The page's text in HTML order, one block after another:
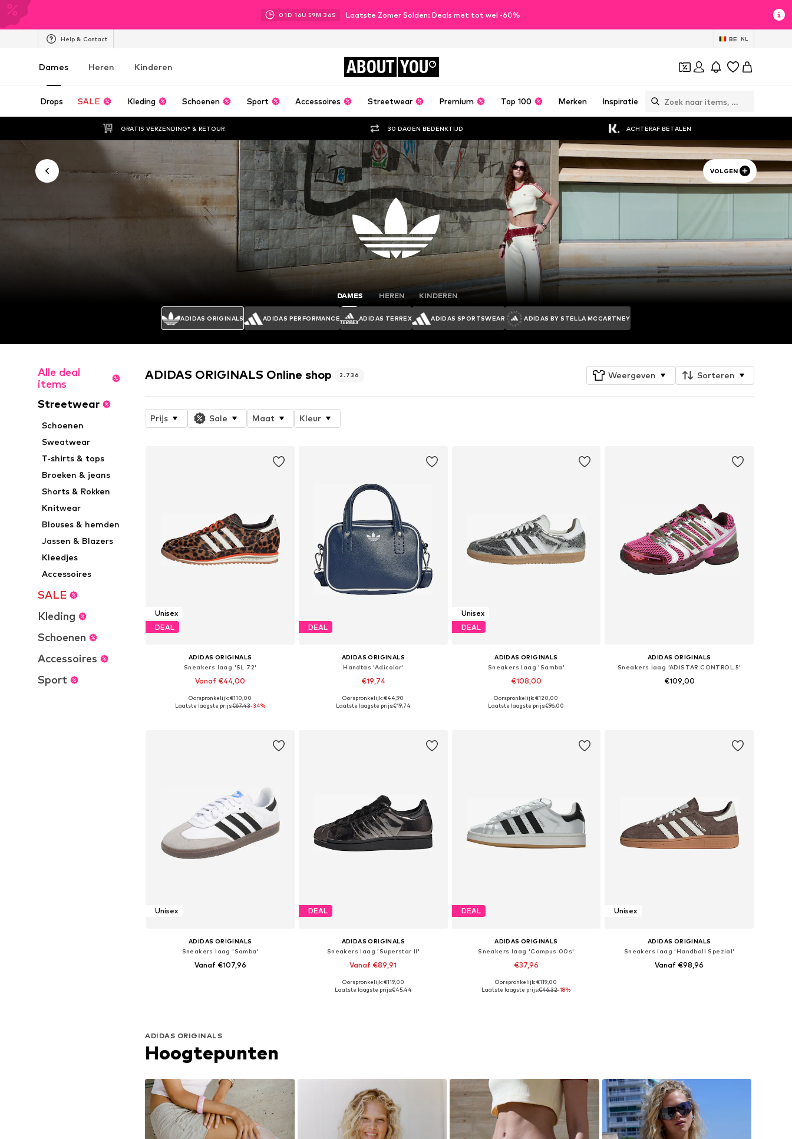
01D 16U 59M 34S Laatste Zomer Solden: Deals met tot wel -60%
Help & Contact BE NL
Dames Heren Kinderen ABOUT YOU
Drops SALE Kleding Schoenen Sport Accessoires Streetwear Premium Top 100 Merken Inspiratie
GRATIS VERZENDING* & RETOUR 30 DAGEN BEDENKTIJD ACHTERAF BETALEN
VOLGEN
DAMES HEREN KINDEREN
ADIDAS ORIGINALS ADIDAS PERFORMANCE ADIDAS TERREX ADIDAS SPORTSWEAR ADIDAS BY STELLA MCCARTNEY
Alle deal
items
Streetwear
Schoenen
Sweatwear
T-shirts & tops
Broeken & jeans
Shorts & Rokken
Knitwear
Blouses & hemden
Jassen & Blazers
Kleedjes
Accessoires
SALE
Kleding
Schoenen
Accessoires
Sport
ADIDAS ORIGINALS Online shop 2.736 Weergeven Sorteren
Prijs Sale Maat Kleur
Unisex
DEAL
ADIDAS ORIGINALS
Sneakers laag 'SL 72'
Vanaf €44,00
Beschikbaar in vele maten
Oorspronkelijk: €110,00
Laatste laagste prijs:€67,43-34%
DEAL
ADIDAS ORIGINALS
Handtas 'Adicolor'
€19,74
Beschikbare maten: One Size
Oorspronkelijk: €44,90
Laatste laagste prijs:€19,74
Unisex
DEAL
ADIDAS ORIGINALS
Sneakers laag 'Samba'
€108,00
Beschikbaar in vele maten
Oorspronkelijk: €120,00
Laatste laagste prijs:€96,00
ADIDAS ORIGINALS
Sneakers laag 'ADISTAR CONTROL 5'
€109,00
Unisex
ADIDAS ORIGINALS
Sneakers laag 'Samba'
Vanaf €107,96
DEAL
ADIDAS ORIGINALS
Sneakers laag 'Superstar II'
Vanaf €89,91
Beschikbaar in vele maten
Oorspronkelijk: €119,00
Laatste laagste prijs:€45,44
DEAL
ADIDAS ORIGINALS
Sneakers laag 'Campus 00s'
€37,96
Beschikbaar in vele maten
Oorspronkelijk: €119,00
Laatste laagste prijs:€46,32-18%
Unisex
ADIDAS ORIGINALS
Sneakers laag 'Handball Spezial'
Vanaf €98,96
ADIDAS ORIGINALS
Hoogtepunten